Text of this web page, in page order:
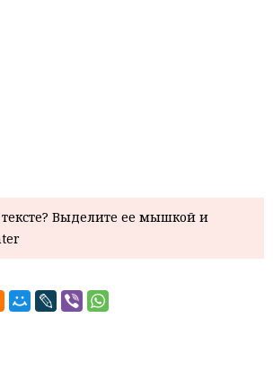
Выделите ее мышкой и